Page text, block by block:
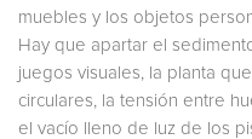
muebles y los objetos
Hay que apartar el
juegos visuales, la planta
circulares, la tensión entre
el vacío lleno de luz de los